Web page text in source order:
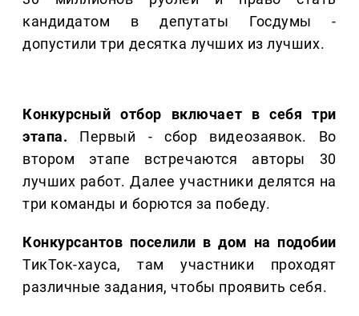
кандидатом в депутаты Госдумы -
допустили три десятка лучших из лучших.
Конкурсный отбор включает в себя три
этапа. Первый - сбор видеозаявок. Во
втором этапе встречаются авторы 30
лучших работ. Далее участники делятся на
три команды и борются за победу.
Конкурсантов поселили в дом на подобии
ТикТок-хауса, там участники проходят
различные задания, чтобы проявить себя.